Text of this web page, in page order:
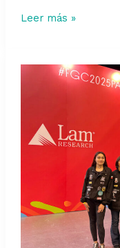
profesional
Leer más »
Estudiante
en
Arias
Medrano,
participa